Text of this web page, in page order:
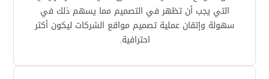
التي يجب أن تظهر في التصميم مما يسهم ذلك في
سهولة وإتقان عملية تصميم مواقع الشركات ليكون أكثر
احترافية.